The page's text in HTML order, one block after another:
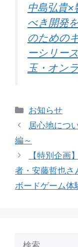
中島弘貴
べき開発
のための
ーシリー
玉・オン
カ
テ
リ
ー
お知らせ
居心地につ
編～
【特別企画
者・安藤哲也さ
ボードゲーム体